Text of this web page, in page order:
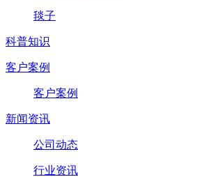
毯子
科普知识
客户案例
客户案例
新闻资讯
公司动态
行业资讯